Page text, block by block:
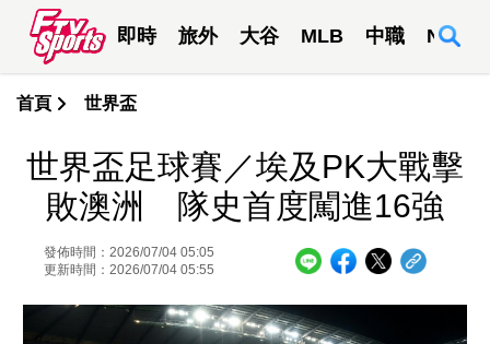
即時 旅外 大谷 MLB 中職 NBA
首頁 世界盃
世界盃足球賽／埃及PK大戰擊
敗澳洲 隊史首度闖進16強
發佈時間：2026/07/04 05:05
更新時間：2026/07/04 05:55